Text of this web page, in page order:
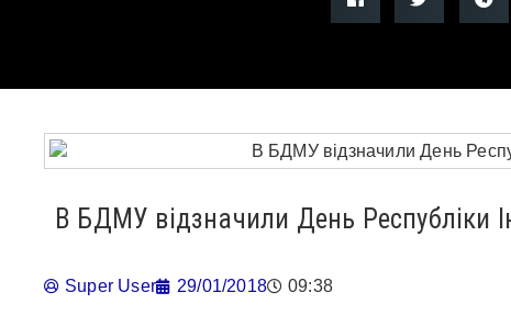
В БДМУ відзначили День Республіки
Super User 29/01/2018 09:38